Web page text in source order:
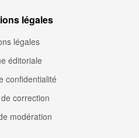
légales
légales
éditoriale
confidentialité
correction
modération